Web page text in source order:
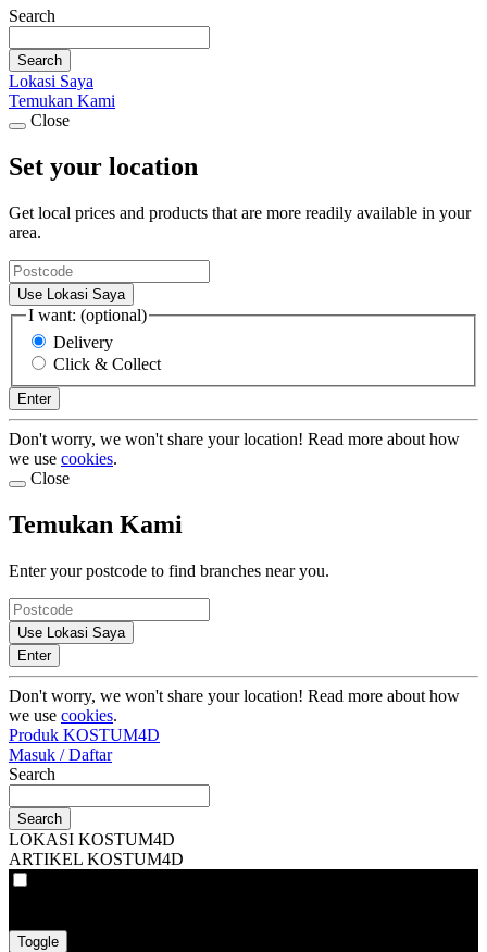
Search
Search
Lokasi Saya
Temukan Kami
Close
Set your location
Get local prices and products that are more readily available in your
area.
Use Lokasi Saya
I want: (optional)
Delivery
Click & Collect
Enter
Don't worry, we won't share your location! Read more about how
we use cookies.
Close
Temukan Kami
Enter your postcode to find branches near you.
Use Lokasi Saya
Enter
Don't worry, we won't share your location! Read more about how
we use cookies.
Produk KOSTUM4D
Masuk / Daftar
Search
Search
LOKASI KOSTUM4D
ARTIKEL KOSTUM4D
Toggle